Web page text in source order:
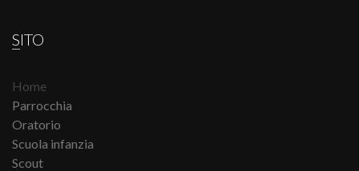
SITO
Home
Parrocchia
Oratorio
Scuola infanzia
Scout